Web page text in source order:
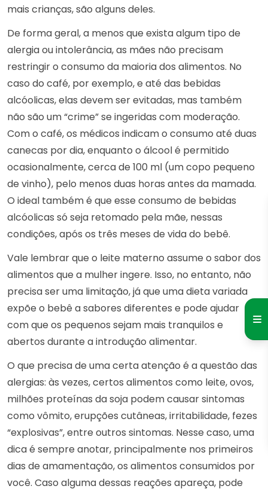
mais crianças, são alguns deles.
De forma geral, a menos que exista algum tipo de
alergia ou intolerância, as mães não precisam
restringir o consumo da maioria dos alimentos. No
caso do café, por exemplo, e até das bebidas
alcóolicas, elas devem ser evitadas, mas também
não são um “crime” se ingeridas com moderação.
Com o café, os médicos indicam o consumo até duas
canecas por dia, enquanto o álcool é permitido
ocasionalmente, cerca de 100 ml (um copo pequeno
de vinho), pelo menos duas horas antes da mamada.
O ideal também é que esse consumo de bebidas
alcóolicas só seja retomado pela mãe, nessas
condições, após os três meses de vida do bebê.
Vale lembrar que o leite materno assume o sabor dos
alimentos que a mulher ingere. Isso, no entanto, não
precisa ser uma limitação, já que uma dieta variada
expõe o bebê a sabores diferentes e pode ajudar
com que os pequenos sejam mais tranquilos e
abertos durante a introdução alimentar.
O que precisa de uma certa atenção é a questão das
alergias: às vezes, certos alimentos como leite, ovos,
milhões proteínas da soja podem causar sintomas
como vômito, erupções cutâneas, irritabilidade, fezes
“explosivas”, entre outros sintomas. Nesse caso, uma
dica é sempre anotar, principalmente nos primeiros
dias de amamentação, os alimentos consumidos por
você. Caso alguma dessas reações apareça, pode